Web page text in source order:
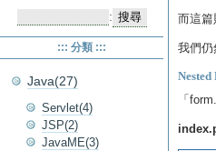
而這
我們仍
Nested
「
:
::: 分類 :::
Java(27)
Servlet(4)
JSP(2)
JavaME(3)